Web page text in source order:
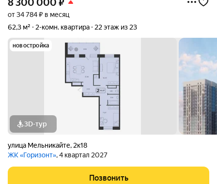
8 300 000 ₽
от 34 784 ₽ в месяц
62,3 м²
2-комн. квартира 22 этаж из 23
новостройка
3D-тур
улица Мельникайте, 2к18
ЖК «Горизонт», 4 квартал 2027
Позвонить